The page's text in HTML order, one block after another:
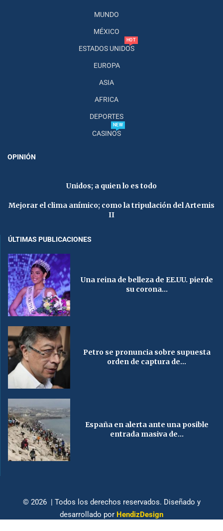
MUNDO
MÉXICO
ESTADOS UNIDOS
HOT
EUROPA
ASIA
AFRICA
DEPORTES
CASINOS
NEW
OPINIÓN
Unidos; a quien lo es todo
Mejorar el clima anímico; como la tripulación del Artemis
II
ÚLTIMAS PUBLICACIONES
Una reina de belleza de EE.UU. pierde
su corona...
Petro se pronuncia sobre supuesta
orden de captura de...
España en alerta ante una posible
entrada masiva de...
© 2026 | Todos los derechos reservados. Diseñado y
desarrollado por HendizDesign